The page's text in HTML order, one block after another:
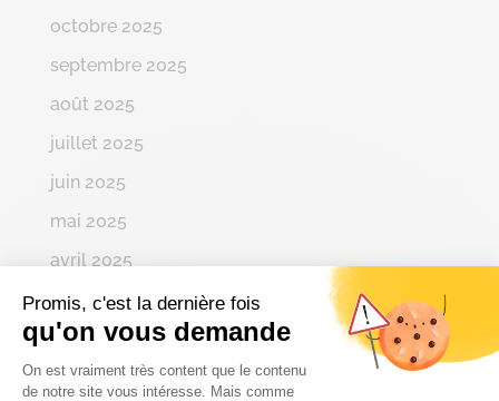
Promis, c'est la dernière fois
qu'on vous demande
Plateforme de Gestion du
On est vraiment très content que le contenu
de notre site vous intéresse. Mais comme
octobre 2025
septembre 2025
août 2025
juillet 2025
juin 2025
mai 2025
avril 2025
mars 2025
février 2025
janvier 2025